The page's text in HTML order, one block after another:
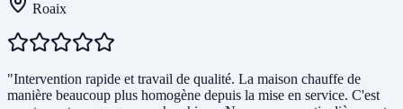
Roaix
"Intervention rapide et travail de qualité. La maison chauffe de
manière beaucoup plus homogène depuis la mise en service. C'est